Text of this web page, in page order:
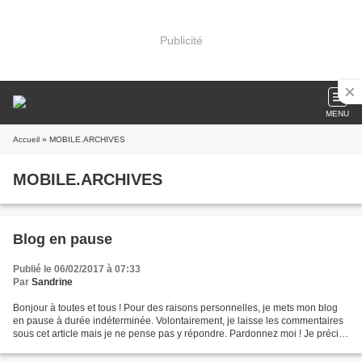
Publicité
MENU
Accueil » MOBILE.ARCHIVES
MOBILE.ARCHIVES
Blog en pause
Publié le 06/02/2017 à 07:33
Par Sandrine
Bonjour à toutes et tous ! Pour des raisons personnelles, je mets mon blog
en pause à durée indéterminée. Volontairement, je laisse les commentaires
sous cet article mais je ne pense pas y répondre. Pardonnez moi ! Je précise